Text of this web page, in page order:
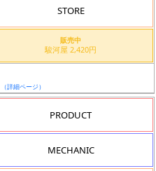
STORE
販売中
駿河屋 2,420円
（詳細ページ）
PRODUCT
MECHANIC